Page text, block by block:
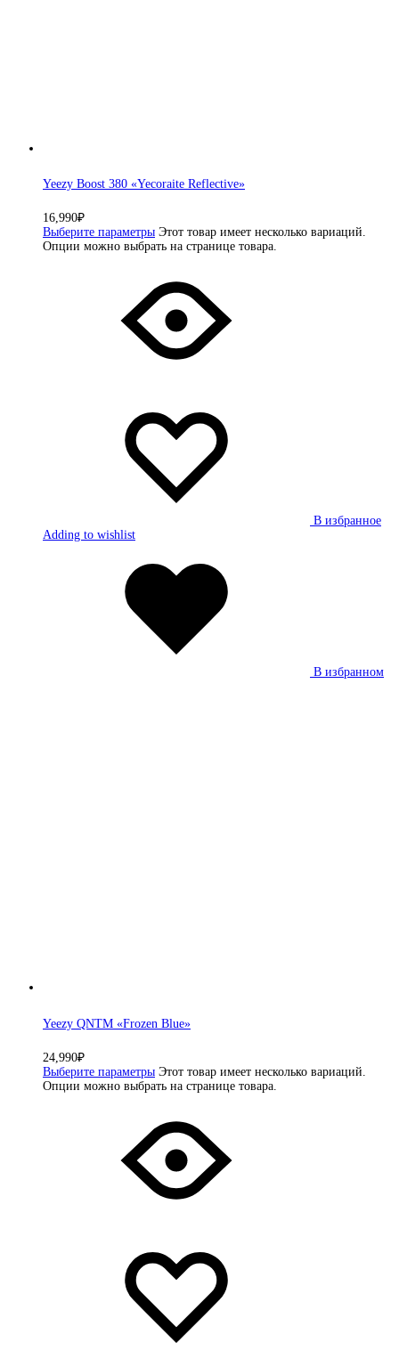
Yeezy Boost 380 «Yecoraite Reflective»
16,990₽
Выберите параметры Этот товар имеет несколько вариаций.
Опции можно выбрать на странице товара.
В избранное
Adding to wishlist
В избранном
Yeezy QNTM «Frozen Blue»
24,990₽
Выберите параметры Этот товар имеет несколько вариаций.
Опции можно выбрать на странице товара.